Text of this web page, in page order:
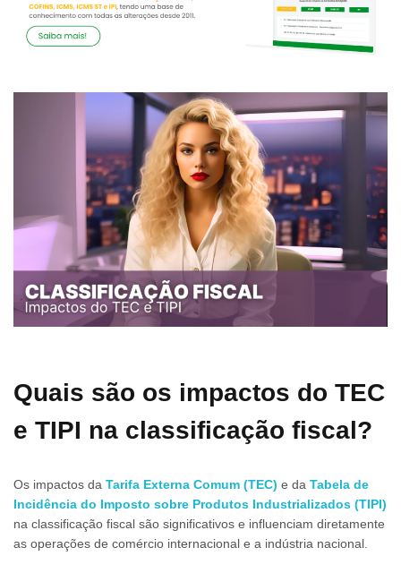
Quais são os impactos do TEC
e TIPI na classificação fiscal?
Os impactos da Tarifa Externa Comum (TEC) e da Tabela de
Incidência do Imposto sobre Produtos Industrializados (TIPI)
na classificação fiscal são significativos e influenciam diretamente
as operações de comércio internacional e a indústria nacional.